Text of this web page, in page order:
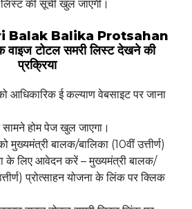
की सूची खुल जाएगी।
Balak Balika Protsahan
टोटल समरी लिस्ट देखने की
प्रक्रिया
ई कल्याण वेबसाइट पर जाना
होम पेज खुल जाएगा।
मुख्यमंत्री बालक/बालिका (10वीं उत्तीर्ण)
के लिए आवेदन करें – मुख्यमंत्री बालक/
प्रोत्साहन योजना के लिंक पर क्लिक